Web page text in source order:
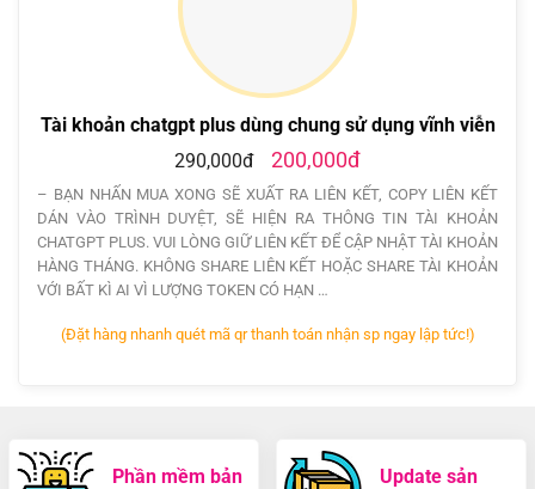
Tài khoản chatgpt plus dùng chung sử dụng vĩnh viễn
290,000đ
200,000đ
– BẠN NHẤN MUA XONG SẼ XUẤT RA LIÊN KẾT, COPY LIÊN KẾT
DÁN VÀO TRÌNH DUYỆT, SẼ HIỆN RA THÔNG TIN TÀI KHOẢN
CHATGPT PLUS. VUI LÒNG GIỮ LIÊN KẾT ĐỂ CẬP NHẬT TÀI KHOẢN
HÀNG THÁNG. KHÔNG SHARE LIÊN KẾT HOẶC SHARE TÀI KHOẢN
VỚI BẤT KÌ AI VÌ LƯỢNG TOKEN CÓ HẠN …
(Đặt hàng nhanh quét mã qr thanh toán nhận sp ngay lập tức!)
Phần mềm bản
Update sản